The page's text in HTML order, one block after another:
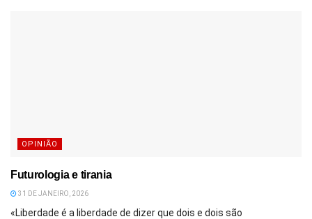
OPINIÃO
Futurologia e tirania
31 DE JANEIRO, 2026
«Liberdade é a liberdade de dizer que dois e dois são